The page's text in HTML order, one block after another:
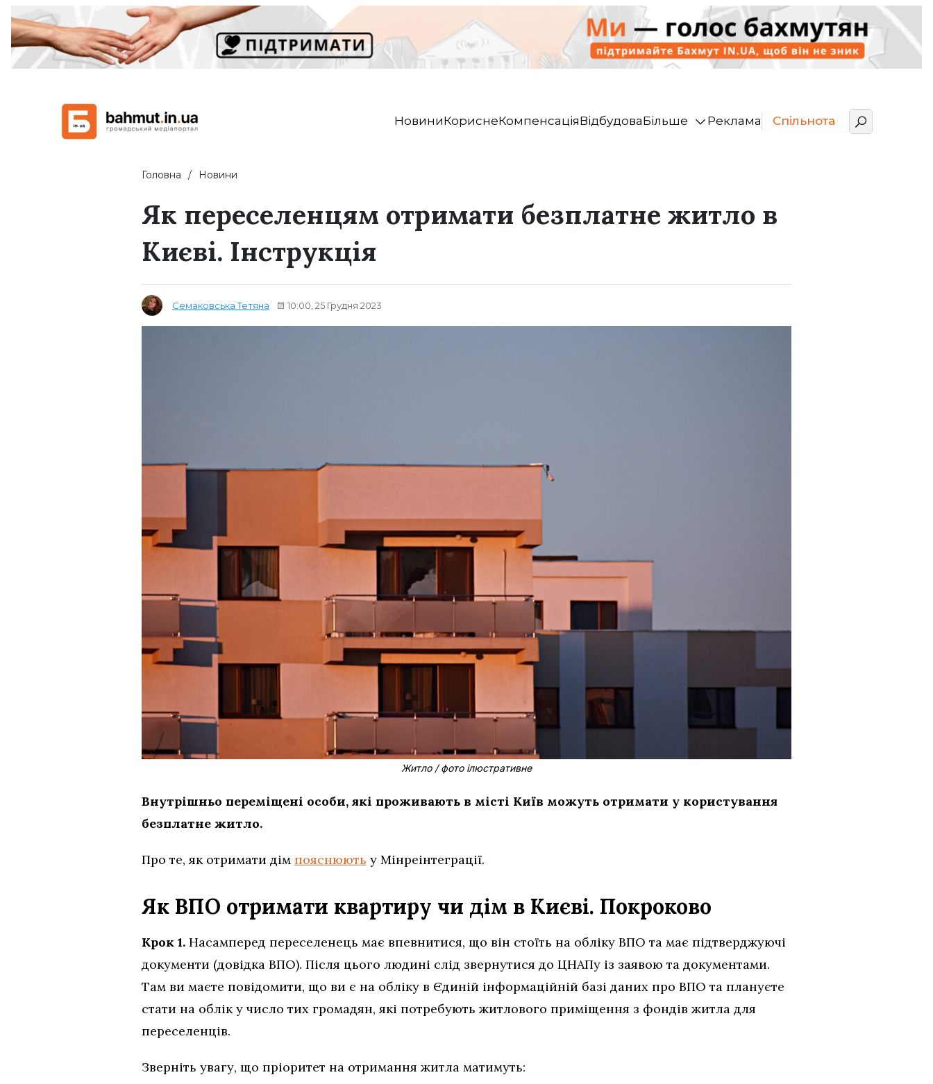
НовиниКориснеКомпенсаціяВідбудоваБільше Реклама Спільнота
Головна Новини
Як переселенцям отримати безплатне житло в
Києві. Інструкція
Семаковська Тетяна 10:00, 25 Грудня 2023
Житло / фото ілюстративне
Внутрішньо переміщені особи, які проживають в місті Київ можуть отримати у користування
безплатне житло.
Про те, як отримати дім пояснюють у Мінреінтеграції.
Як ВПО отримати квартиру чи дім в Києві. Покроково
Крок 1. Насамперед переселенець має впевнитися, що він стоїть на обліку ВПО та має підтверджуючі
документи (довідка ВПО). Після цього людині слід звернутися до ЦНАПу із заявою та документами.
Там ви маєте повідомити, що ви є на обліку в Єдиній інформаційній базі даних про ВПО та плануєте
стати на облік у число тих громадян, які потребують житлового приміщення з фондів житла для
переселенців.
Зверніть увагу, що пріоритет на отримання житла матимуть: